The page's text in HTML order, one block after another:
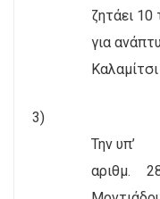
ζητάει 10
για
3)
Την υπ’
αριθμ.